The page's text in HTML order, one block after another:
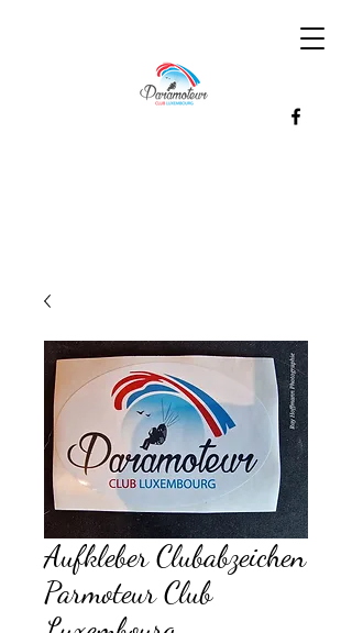
Aufkleber Clubabzeichen
Parmoteur Club